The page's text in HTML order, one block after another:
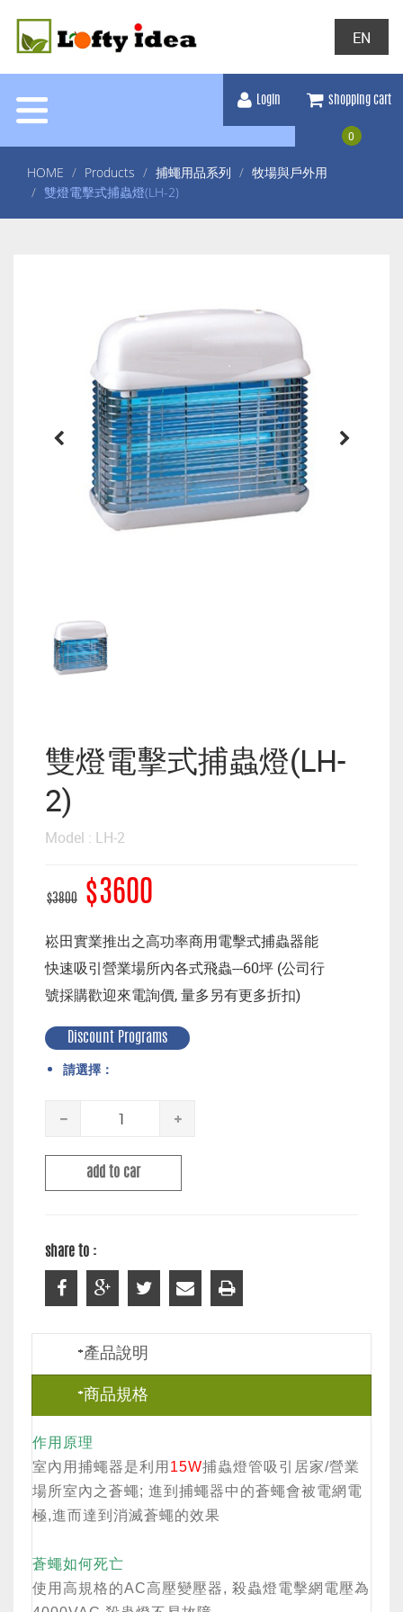
EN
Login shopping cart
0
HOME Products 捕蠅用品系列
牧場與戶外用
雙燈電擊式捕蟲燈(LH-2)
雙燈電擊式捕蟲燈(LH-
2)
Model : LH-2
$3800 $3600
崧田實業推出之高功率商用電擊式捕蟲器能
快速吸引營業場所內各式飛蟲---60坪 (公司行
號採購歡迎來電詢價, 量多另有更多折扣)
Discount Programs
請選擇：
add to car
share to :
+產品說明
+商品規格
作用原理
室內用捕蠅器是利用 15W捕蟲燈管吸引居家/營業
場所室內之蒼蠅; 進到捕蠅器中的蒼蠅會被電網電
極,進而達到消滅蒼蠅的效果
蒼蠅如何死亡
使用高規格的AC高壓變壓器, 殺蟲燈電擊網電壓為